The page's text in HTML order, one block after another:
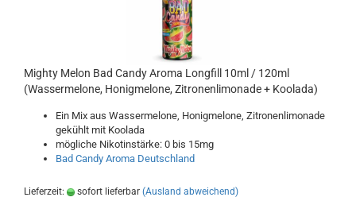
Mighty Melon Bad Candy Aroma Longfill 10ml / 120ml
(Wassermelone, Honigmelone, Zitronenlimonade + Koolada)
Ein Mix aus Wassermelone, Honigmelone, Zitronenlimonade
gekühlt mit Koolada
mögliche Nikotinstärke: 0 bis 15mg
Bad Candy Aroma Deutschland
Lieferzeit: sofort lieferbar (Ausland abweichend)